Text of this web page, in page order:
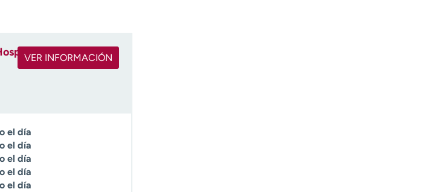
VER INFORMACIÓN
el día
el día
el día
el día
el día